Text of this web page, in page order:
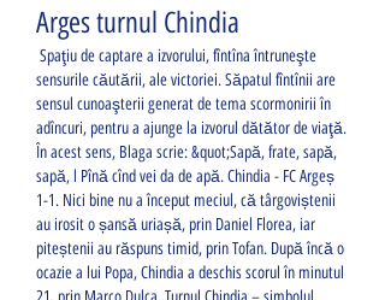
Arges turnul Chindia
sensurile căutării, ale victoriei. Săpatul fîntînii are
sensul cunoaşterii generat de tema scormonirii în
adîncuri, pentru a ajunge la izvorul dătător de viaţă.
În acest sens, Blaga scrie: &quot;Sapă, frate, sapă,
sapă, l Pînă cînd vei da de apă. Chindia - FC Argeș
1-1. Nici bine nu a început meciul, că târgoviștenii
au irosit o șansă uriașă, prin Daniel Florea, iar
piteștenii au răspuns timid, prin Tofan. După încă o
ocazie a lui Popa, Chindia a deschis scorul în minutul